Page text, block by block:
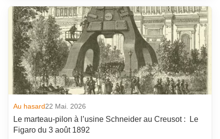
Au hasard22 Mai. 2026
Le marteau-pilon à l’usine Schneider au Creusot : Le
Figaro du 3 août 1892